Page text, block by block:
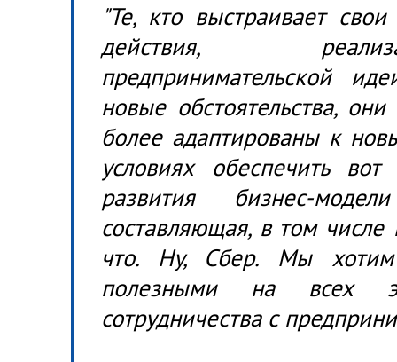
"Те, кто выстраивает
действия,
предпринимательской
новые обстоятельства,
более адаптированы к
условиях обеспечить
развития бизнес-
составляющая, в том
что. Ну, Сбер. Мы хотим
полезными на всех
сотрудничества с